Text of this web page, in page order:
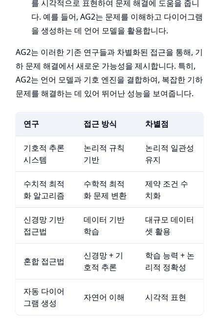
를 시각적으로 표현하여 문제 해결에 도움을 줍니
다. 예를 들어, AG2는 문제를 이해하고 다이어그램
을 생성하는 데 언어 모델을 활용합니다.
AG2는 이러한 기존 연구들과 차별화된 접근을 통해, 기
하 문제 해결에서 새로운 가능성을 제시합니다. 특히,
AG2는 언어 모델과 기호 엔진을 결합하여, 복잡한 기하
문제를 해결하는 데 있어 뛰어난 성능을 보여줍니다.
연구 접근 방식 차별점
기호적 추론
시스템
논리적 규칙
기반
논리적 일관성
유지
수치적 최적
화 알고리즘
수학적 최적
화 문제 변환
제약 조건 수
치화
신경망 기반
접근법
데이터 기반
학습
대규모 데이터
셋 활용
혼합 접근법
신경망 + 기
호적 추론
학습 능력 + 논
리적 정확성
자동 다이어
그램 생성
자연어 이해 시각적 표현